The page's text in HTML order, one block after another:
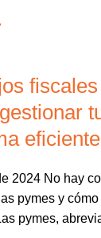
eficiente
2024 No hay
pymes y
pymes,